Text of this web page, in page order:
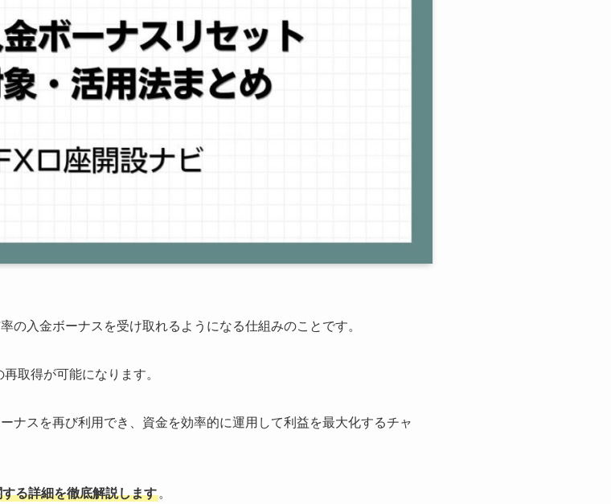
の入金ボーナスを受け取れるようになる仕組みのことです。
取得が可能になります。
ナスを再び利用でき、資金を効率的に運用して利益を最大化するチャ
る詳細を徹底解説します 。